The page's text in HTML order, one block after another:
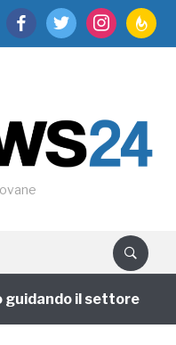
facebooktwitter instagram
il settore